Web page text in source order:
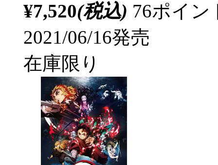
¥7,520(税込) 76ポイ
2021/06/16発売
在庫限り